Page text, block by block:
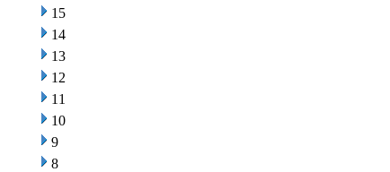
15
14
13
12
11
10
9
8